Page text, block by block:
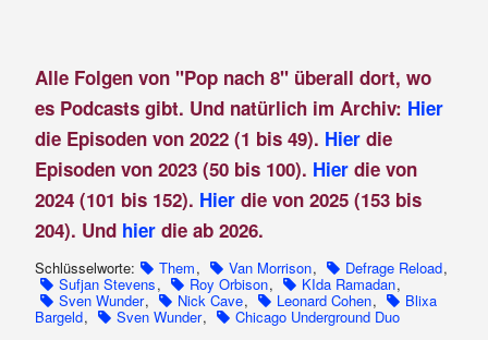
Alle Folgen von "Pop nach 8" überall dort, wo
es Podcasts gibt. Und natürlich im Archiv: Hier
die Episoden von 2022 (1 bis 49). Hierdie
Episoden von 2023 (50 bis 100). Hier die von
2024 (101 bis 152). Hier die von 2025 (153 bis
204). Und hier die ab 2026.
Schlüsselworte: Them, Van Morrison, Defrage Reload,
Sufjan Stevens, Roy Orbison, KIda Ramadan,
Sven Wunder, Nick Cave, Leonard Cohen, Blixa
Bargeld, Sven Wunder, Chicago Underground Duo